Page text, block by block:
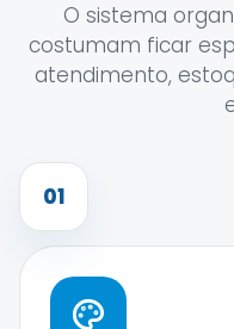
O sistema
costumam ficar
atendimento,
01